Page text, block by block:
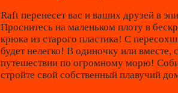
Raft перенесет вас и ваших друзей в
Проснитесь на маленьком плоту в
крюка из старого пластика! С
будет нелегко! В одиночку или
путешествии по огромному морю!
стройте свой собственный плавучий